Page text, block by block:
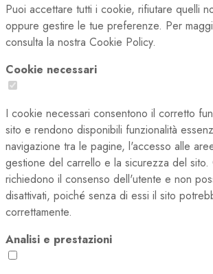
Puoi accettare tutti i cookie, rifiutare quelli
oppure gestire le tue preferenze. Per
consulta la nostra Cookie Policy.
Cookie necessari
I cookie necessari consentono il corretto
sito e rendono disponibili funzionalità
navigazione tra le pagine, l'accesso alle
gestione del carrello e la sicurezza del
richiedono il consenso dell'utente e non
disattivati, poiché senza di essi il sito
correttamente.
Analisi e prestazioni